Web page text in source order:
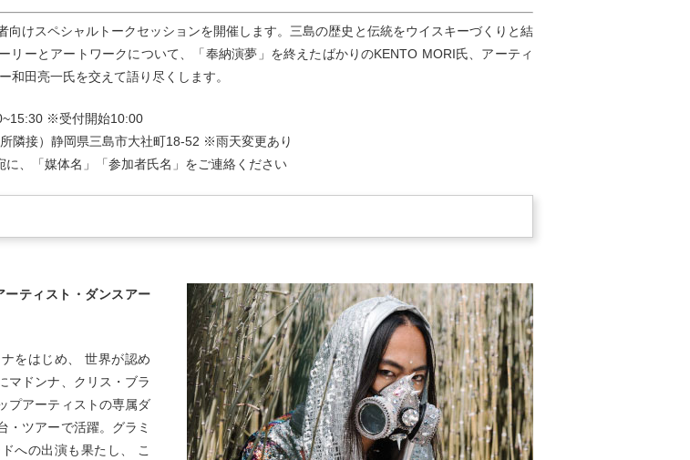
向けスペシャルトークセッションを開催します。三島の歴史と伝統をウイスキーづくりと結
リーとアートワークについて、「奉納演夢」を終えたばかりのKENTO MORI氏、アーティ
和田亮一氏を交えて語り尽くします。
※受付開始10:00
隣接）静岡県三島市大社町18-52 ※雨天変更あり
に、「媒体名」「参加者氏名」をご連絡ください
ーティスト・ダンスアー
をはじめ、 世界が認め
マドンナ、クリス・ブラ
プアーティストの専属ダ
・ツアーで活躍。グラミ
への出演も果たし、 こ